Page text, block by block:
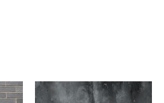
Ce
Ce